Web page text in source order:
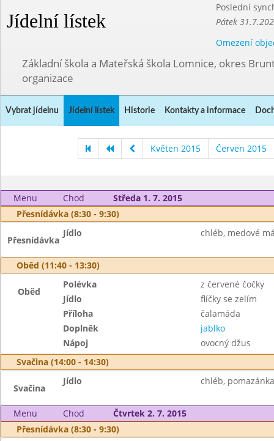
Jídelní lístek
Poslední
Pátek
Omezení
Základní škola a Mateřská škola Lomnice, okres
organizace
Vybrat jídelnu Jídelní lístek Historie Kontakty a informace
Květen 2015 Červen 2015
Menu Chod
Středa 1. 7. 2015
Přesnídávka (8:30 - 9:30)
Přesnídávka
Jídlo chléb, medové
Oběd (11:40 - 13:30)
Oběd
Polévka
z červené čočky
Jídlo
flíčky se zelím
Příloha
čalamáda
Doplněk
jablko
Nápoj
ovocný džus
Svačina (14:00 - 14:30)
Svačina
Jídlo chléb,
Menu Chod
Čtvrtek 2. 7. 2015
Přesnídávka (8:30 - 9:30)